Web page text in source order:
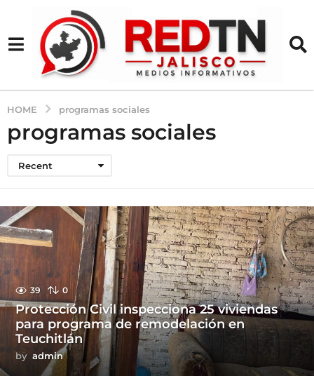
HOME programas sociales
programas sociales
Recent
39 0
Protección Civil inspecciona 25 viviendas
para programa de remodelación en
Teuchitlán
by admin